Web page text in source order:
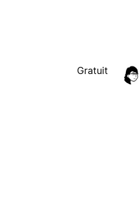
Gratuit